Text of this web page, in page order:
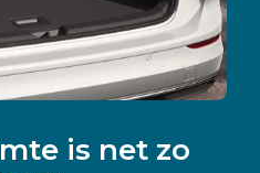
is net zo